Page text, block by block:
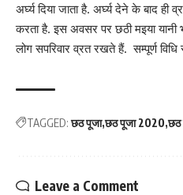
अर्घ्य दिया जाता है. अर्घ्य देने के बाद ही
करता है. इस अवसर पर छठी मइया यानी
लोग सपरिवार व्रत रखते हैं. सम्पूर्ण
TAGGED: छठ पूजा छठ पूजा 2020 छठ
Leave a Comment